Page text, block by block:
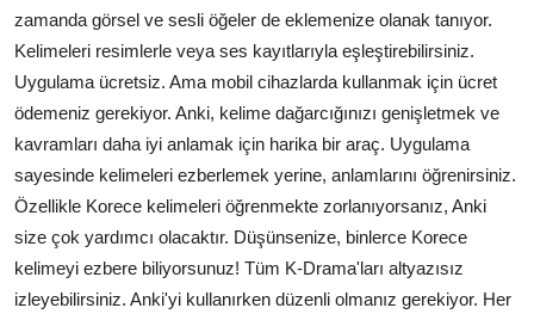
zamanda görsel ve sesli öğeler de eklemenize olanak tanıyor.
Kelimeleri resimlerle veya ses kayıtlarıyla eşleştirebilirsiniz.
Uygulama ücretsiz. Ama mobil cihazlarda kullanmak için ücret
ödemeniz gerekiyor. Anki, kelime dağarcığınızı genişletmek ve
kavramları daha iyi anlamak için harika bir araç. Uygulama
sayesinde kelimeleri ezberlemek yerine, anlamlarını öğrenirsiniz.
Özellikle Korece kelimeleri öğrenmekte zorlanıyorsanız, Anki
size çok yardımcı olacaktır. Düşünsenize, binlerce Korece
kelimeyi ezbere biliyorsunuz! Tüm K-Drama'ları altyazısız
izleyebilirsiniz. Anki'yi kullanırken düzenli olmanız gerekiyor. Her